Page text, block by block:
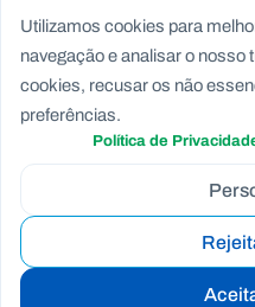
Voluntárias de Dom
Copyright © Fundação
|
Utilizamos cookies para
navegação e analisar o nosso
cookies, recusar os não
preferências.
Política de